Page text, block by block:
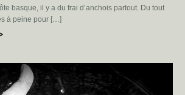
basque, il y a du frai d’anchois partout. Du tout
à peine pour […]